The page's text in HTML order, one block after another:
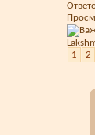
1
2